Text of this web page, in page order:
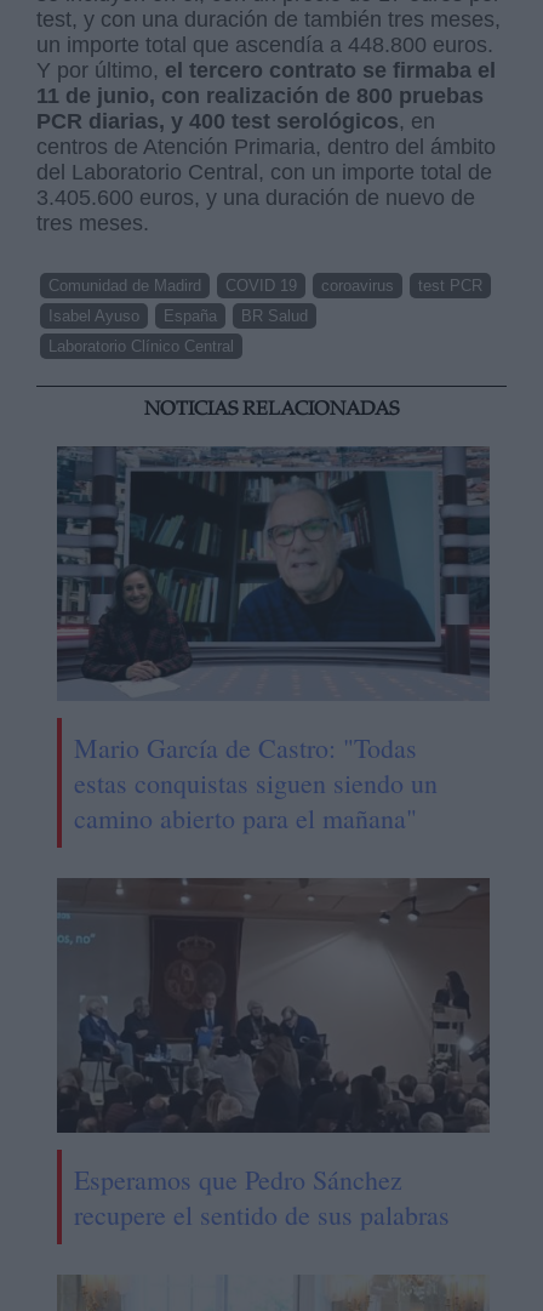
test, y con una duración de también tres meses,
un importe total que ascendía a 448.800 euros.
Y por último, el tercero contrato se firmaba el
11 de junio, con realización de 800 pruebas
PCR diarias, y 400 test serológicos, en
centros de Atención Primaria, dentro del ámbito
del Laboratorio Central, con un importe total de
3.405.600 euros, y una duración de nuevo de
tres meses.
Comunidad de Madird COVID 19 coroavirus
test PCR
Isabel Ayuso
España
BR Salud
Laboratorio Clínico Central
NOTICIAS RELACIONADAS
Mario García de Castro: "Todas
estas conquistas siguen siendo un
camino abierto para el mañana"
Esperamos que Pedro Sánchez
recupere el sentido de sus palabras